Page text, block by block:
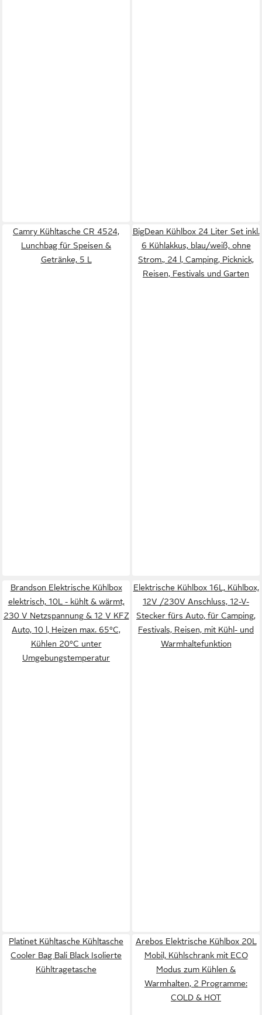
Camry Kühltasche CR 4524,
Lunchbag für Speisen &
Getränke, 5 L
BigDean Kühlbox 24 Liter Set inkl.
6 Kühlakkus, blau/weiß, ohne
Strom., 24 l, Camping, Picknick,
Reisen, Festivals und Garten
Brandson Elektrische Kühlbox
elektrisch, 10L - kühlt & wärmt,
230 V Netzspannung & 12 V KFZ
Auto, 10 l, Heizen max. 65°C,
Kühlen 20°C unter
Umgebungstemperatur
Elektrische Kühlbox 16L, Kühlbox,
12V /230V Anschluss, 12-V-
Stecker fürs Auto, für Camping,
Festivals, Reisen, mit Kühl- und
Warmhaltefunktion
Platinet Kühltasche Kühltasche
Cooler Bag Bali Black Isolierte
Kühltragetasche
Arebos Elektrische Kühlbox 20L
Mobil, Kühlschrank mit ECO
Modus zum Kühlen &
Warmhalten, 2 Programme:
COLD & HOT